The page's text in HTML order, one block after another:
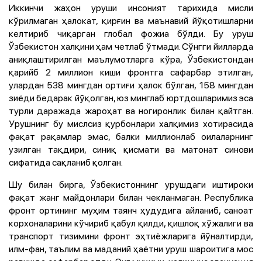
Иккинчи жаҳон уруши инсоният тарихида мисли
кўрилмаган ҳалокат, қирғин ва маънавий йўқотишларни
келтириб чиқарган глобал фожиа бўлди. Бу уруш
Ўзбекистон халқини ҳам четлаб ўтмади. Сўнгги йилларда
аниқлаштирилган маълумотларга кўра, Ўзбекистондан
қарийб 2 миллион киши фронтга сафарбар этилган,
улардан 538 мингдан ортиғи ҳалок бўлган, 158 мингдан
зиёди бедарак йўқолган, юз минглаб юртдошларимиз эса
турли даражада жароҳат ва ногиронлик билан қайтган.
Урушнинг бу мислсиз қурбонлари халқимиз хотирасида
фақат рақамлар эмас, балки миллионлаб оилаларнинг
узилган тақдири, синиқ қисмати ва матонат синови
сифатида сақланиб қолган.
Шу билан бирга, Ўзбекистоннинг урушдаги иштироки
фақат жанг майдонлари билан чекланмаган. Республика
фронт ортининг муҳим таянч ҳудудига айланиб, саноат
корхоналарини кўчириб қабул қилди, қишлоқ хўжалиги ва
транспорт тизимини фронт эҳтиёжларига йўналтирди,
илм-фан, таълим ва маданий ҳаётни уруш шароитига мос